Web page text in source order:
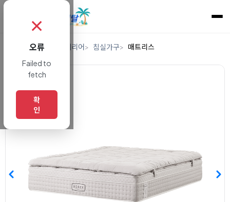
렌탈 가구/인테리어 침실가구 매트리스
✗
오류
Failed to
fetch
확
인